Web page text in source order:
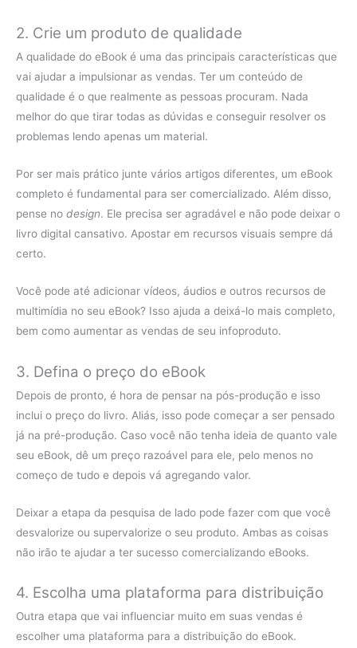
2. Crie um produto de qualidade
A qualidade do eBook é uma das principais características que
vai ajudar a impulsionar as vendas. Ter um conteúdo de
qualidade é o que realmente as pessoas procuram. Nada
melhor do que tirar todas as dúvidas e conseguir resolver os
problemas lendo apenas um material.
Por ser mais prático junte vários artigos diferentes, um eBook
completo é fundamental para ser comercializado. Além disso,
pense no design. Ele precisa ser agradável e não pode deixar o
livro digital cansativo. Apostar em recursos visuais sempre dá
certo.
Você pode até adicionar vídeos, áudios e outros recursos de
multimídia no seu eBook? Isso ajuda a deixá-lo mais completo,
bem como aumentar as vendas de seu infoproduto.
3. Defina o preço do eBook
Depois de pronto, é hora de pensar na pós-produção e isso
inclui o preço do livro. Aliás, isso pode começar a ser pensado
já na pré-produção. Caso você não tenha ideia de quanto vale
seu eBook, dê um preço razoável para ele, pelo menos no
começo de tudo e depois vá agregando valor.
Deixar a etapa da pesquisa de lado pode fazer com que você
desvalorize ou supervalorize o seu produto. Ambas as coisas
não irão te ajudar a ter sucesso comercializando eBooks.
4. Escolha uma plataforma para distribuição
Outra etapa que vai influenciar muito em suas vendas é
escolher uma plataforma para a distribuição do eBook.